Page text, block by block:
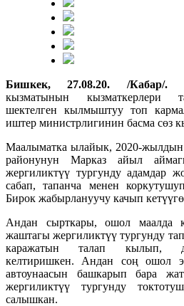
Бишкек, 27.08.20. /Кабар/.
кызматынын кызматкерлери
шектелген кылмыштуу топ
иштер министрлигинин басма сөз
Маалыматка ылайык, 2020-жылдын
районунун Марказ айыл
жергиликтүү тургунду адамдар
сабап, тапанча менен
Бирок жабырлануучу качып
Андан сырткары, ошол маалда
жаштагы жергиликтүү тургунду
каражатын талап кылып,
келтиришкен. Андан соң ошол
автоунаасын башкарып бара
жергиликтүү тургунду
салышкан.